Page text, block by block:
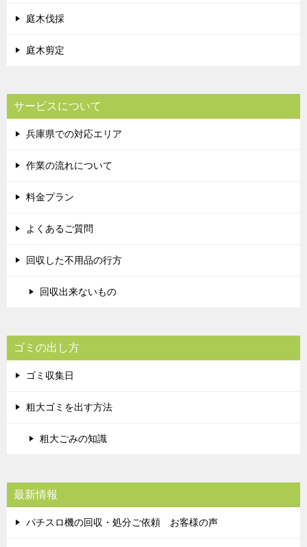
庭木伐採
庭木剪定
サービスについて
兵庫県での対応エリア
作業の流れについて
料金プラン
よくあるご質問
回収した不用品の行方
回収出来ないもの
ゴミの出し方
ゴミ収集日
粗大ゴミを出す方法
粗大ごみの知識
最新情報
パチスロ機の回収・処分ご依頼 お客様の声